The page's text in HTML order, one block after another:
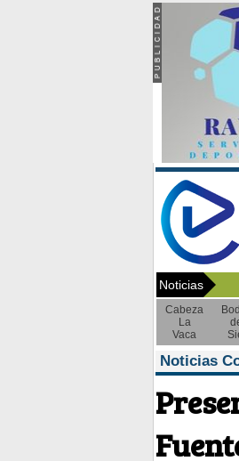
Noticias
Cabeza
La
Vaca
Noticias